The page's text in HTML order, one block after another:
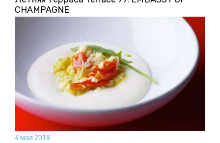
CHAMPAGNE
4 мая 2018